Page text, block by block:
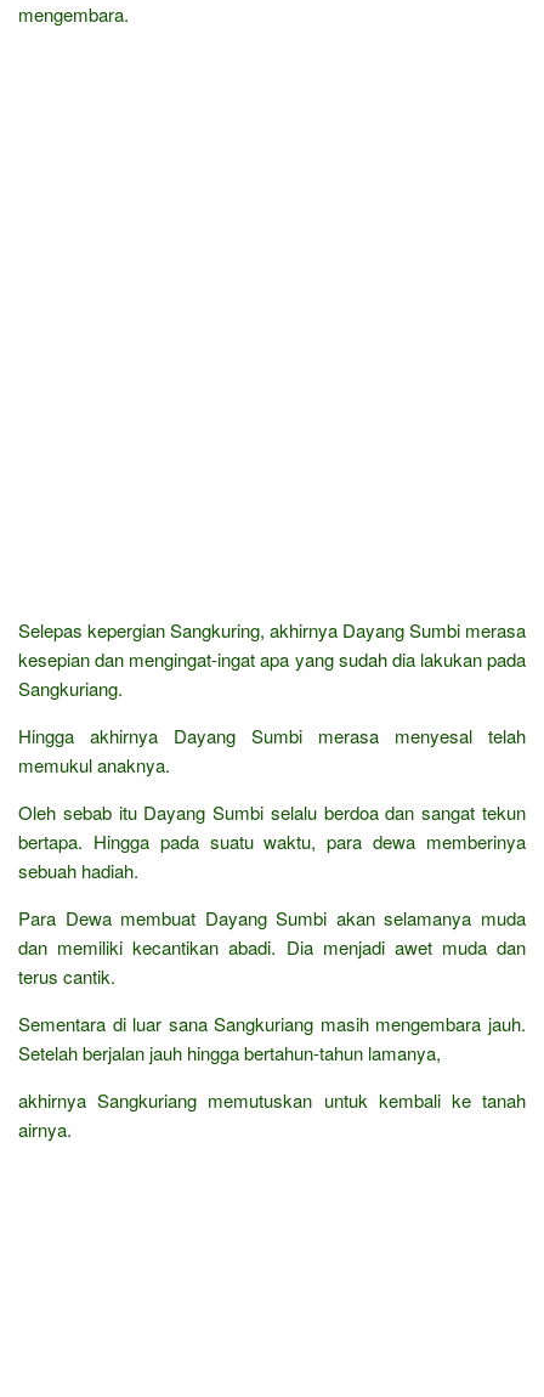
mengembara.
Selepas kepergian Sangkuring, akhirnya Dayang Sumbi merasa
kesepian dan mengingat-ingat apa yang sudah dia lakukan pada
Sangkuriang.
Hingga akhirnya Dayang Sumbi merasa menyesal telah
memukul anaknya.
Oleh sebab itu Dayang Sumbi selalu berdoa dan sangat tekun
bertapa. Hingga pada suatu waktu, para dewa memberinya
sebuah hadiah.
Para Dewa membuat Dayang Sumbi akan selamanya muda
dan memiliki kecantikan abadi. Dia menjadi awet muda dan
terus cantik.
Sementara di luar sana Sangkuriang masih mengembara jauh.
Setelah berjalan jauh hingga bertahun-tahun lamanya,
akhirnya Sangkuriang memutuskan untuk kembali ke tanah
airnya.